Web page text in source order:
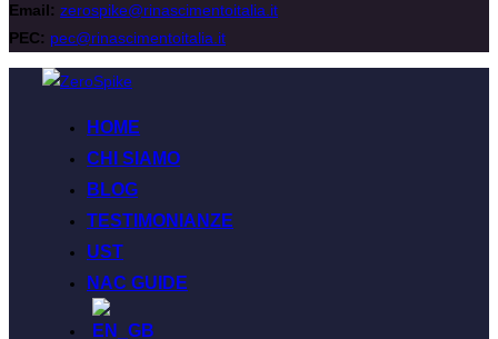
Email: zerospike@rinascimentoitalia.it
PEC: pec@rinascimentoitalia.it
HOME
CHI SIAMO
BLOG
TESTIMONIANZE
UST
NAC GUIDE